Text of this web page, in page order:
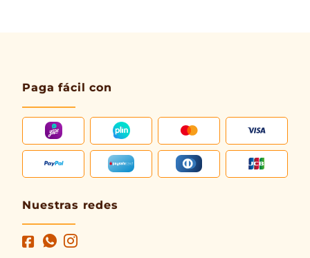
Paga fácil con
Nuestras redes